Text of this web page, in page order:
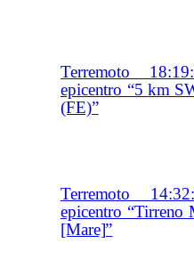
Terremoto
epicentro “5 km
(FE)”
Terremoto
epicentro “Tirreno
[Mare]”